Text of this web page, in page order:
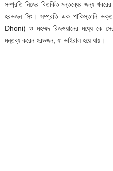
সম্প্রতি নিজের বিতর্কিত মন্তব্যের জন্য
হরভজন সিং। সম্প্রতি এক পাকিস্তানি
Dhoni) ও মহম্মদ রিজওয়ানের মধ্যে কে
মন্তব্য করেন হরভজন, যা ভাইরাল হয়ে যায়।